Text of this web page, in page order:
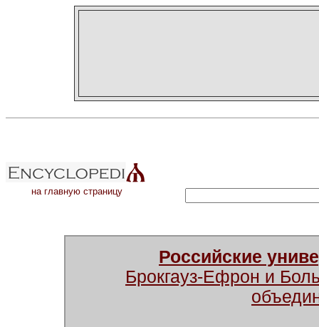
на главную страницу
Российские
Брокгауз-Ефрон и